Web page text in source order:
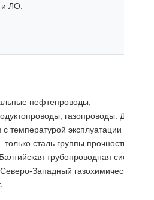
ЛО.
нефтепроводы,
газопроводы. Для
с температурой эксплуатации ниже
сталь группы прочности С345
трубопроводная система
Западный газохимический